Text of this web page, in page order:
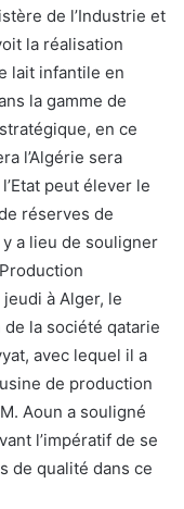
de l’Industrie et
la réalisation
lait infantile en
la gamme de
en ce
l’Algérie sera
peut élever le
réserves de
a lieu de souligner
à Alger, le
la société qatarie
avec lequel il a
de production
Aoun a souligné
l’impératif de se
de qualité dans ce